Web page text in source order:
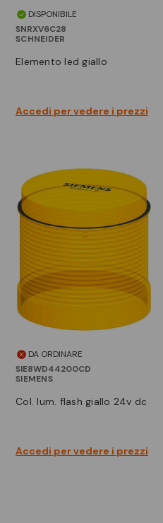
DISPONIBILE
SNRXV6C28
SCHNEIDER
elemento led giallo
Accedi per vedere i prezzi
DA ORDINARE
SIE8WD44200CD
SIEMENS
col. lum. flash giallo 24v dc
Accedi per vedere i prezzi